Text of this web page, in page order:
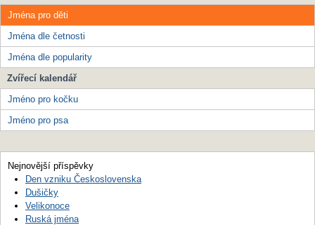
Jména pro děti
Jména dle četnosti
Jména dle popularity
Zvířecí kalendář
Jméno pro kočku
Jméno pro psa
Nejnovější příspěvky
Den vzniku Československa
Dušičky
Velikonoce
Ruská jména